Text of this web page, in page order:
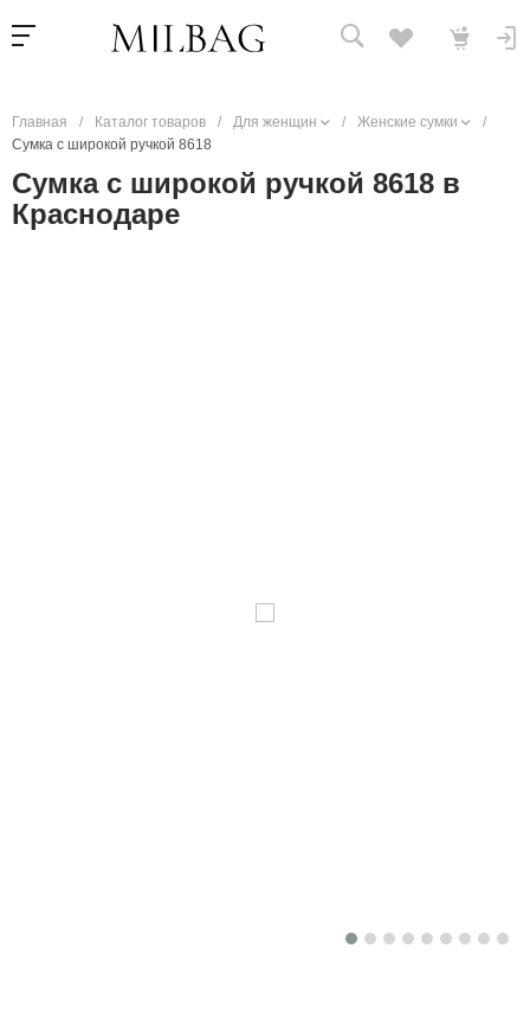
Главная / Каталог товаров / Для женщин / Женские сумки
/
Сумка c широкой ручкой 8618
Сумка c широкой ручкой 8618 в
Краснодаре